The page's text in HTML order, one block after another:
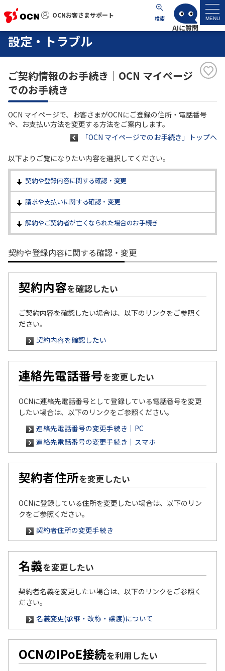
OCNお客さまサポート 検索 MENU
OCNお客さまサポート
サポートトップ
サービス名から探す
よくあるご質問
工事・故障情報
各種ダウンロード
お問い合わせ
履歴・お気に入り
お知らせ サポートサイトの使い方
まはこちら
サービス
OCN サービス一覧
設定・トラブル
ご契約情報のお手続き｜OCN マイページ
でのお手続き
OCN マイページで、お客さまがOCNにご登録の住所・電話番号
や、お支払い方法を変更する方法をご案内します。
「OCN マイページでのお手続き」トップへ
以下よりご覧になりたい内容を選択してください。
契約や登録内容に関する確認・変更
請求や支払いに関する確認・変更
解約やご契約者が亡くなられた場合のお手続き
契約や登録内容に関する確認・変更
契約内容を確認したい
ご契約内容を確認したい場合は、以下のリンクをご参照く
ださい。
契約内容を確認したい
連絡先電話番号を変更したい
OCNに連絡先電話番号として登録している電話番号を変更
したい場合は、以下のリンクをご参照ください。
連絡先電話番号の変更手続き｜PC
連絡先電話番号の変更手続き｜スマホ
契約者住所を変更したい
OCNに登録している住所を変更したい場合は、以下のリン
クをご参照ください。
契約者住所の変更手続き
名義を変更したい
契約者名義を変更したい場合は、以下のリンクをご参照く
ださい。
名義変更(承継・改称・譲渡)について
OCNのIPoE接続を利用したい